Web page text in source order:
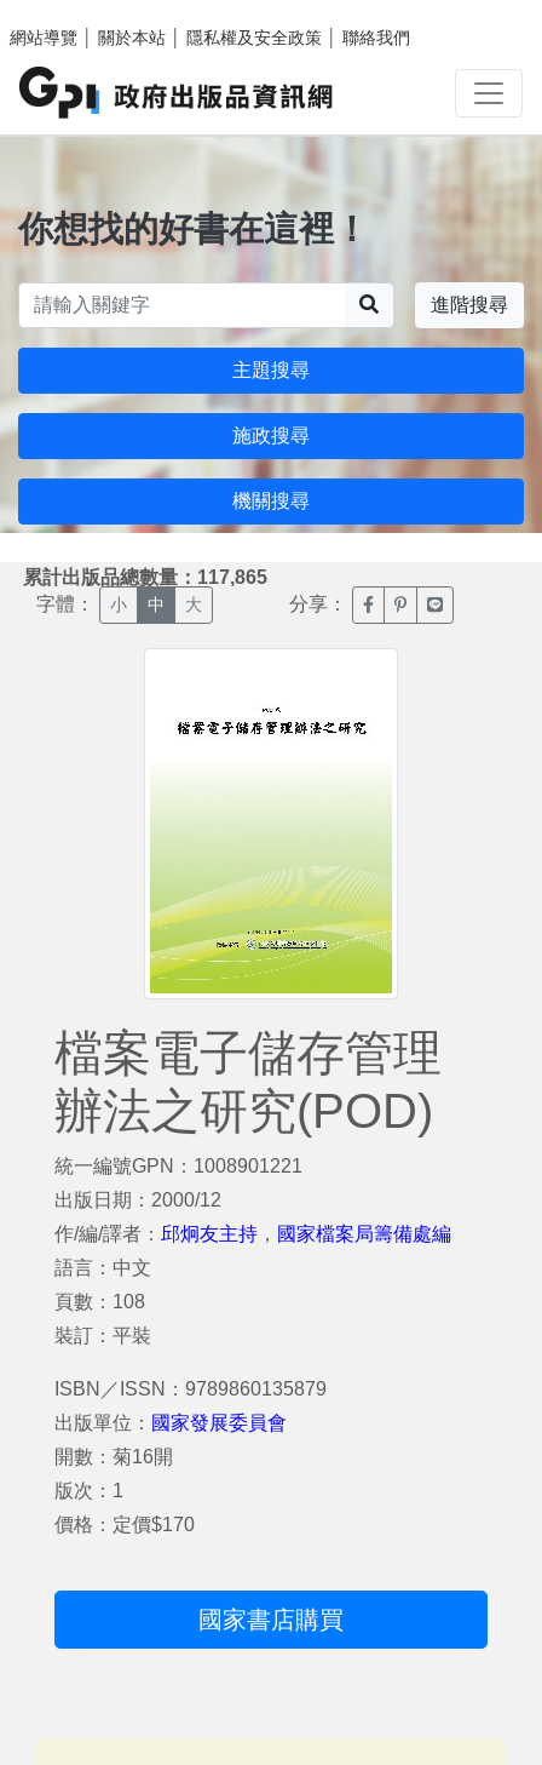
網站導覽
關於本站 隱私權及安全政策 聯絡我們
你想找的好書在這裡！
進階搜尋
主題搜尋
施政搜尋
機關搜尋
累計出版品總數量：117,865
字體： 小 中 大 分享： 臉書分享(另開新視窗)
噗浪分享(另開新
Line分享(另
檔案電子儲存管理
辦法之研究(POD)
統一編號GPN：1008901221
出版日期：2000/12
作/編/譯者： 邱炯友主持 ， 國家檔案局籌備處編
語言：中文
頁數：108
裝訂：平裝
ISBN／ISSN：9789860135879
出版單位： 國家發展委員會
開數：菊16開
版次：1
價格：定價$170
國家書店購買